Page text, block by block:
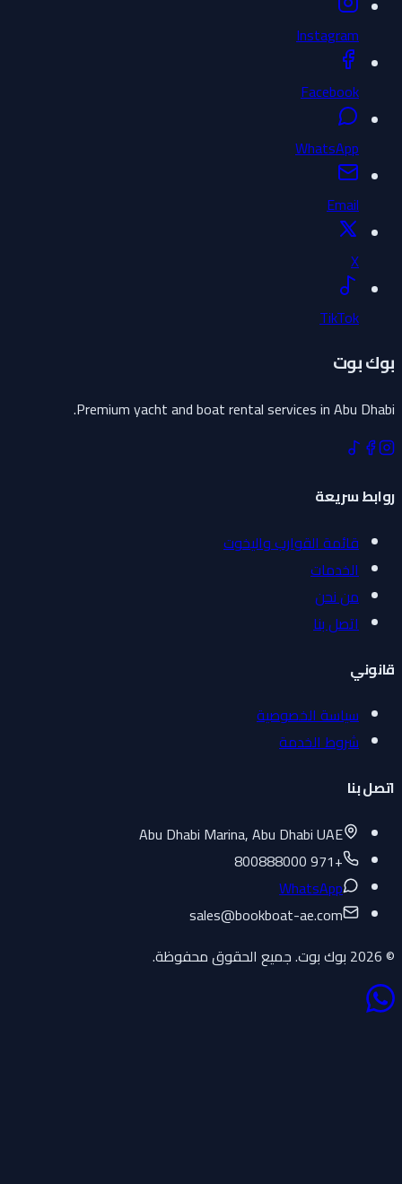
Instagram
Facebook
WhatsApp
Email
X
TikTok
بوك بوت
Premium yacht and boat rental services in Abu Dhabi.
روابط سريعة
قائمة القوارب واليخوت
الخدمات
من نحن
اتصل بنا
قانوني
سياسة الخصوصية
شروط الخدمة
اتصل بنا
Abu Dhabi Marina, Abu Dhabi UAE
+971 800888000
WhatsApp
sales@bookboat-ae.com
© 2026 بوك بوت. جميع الحقوق محفوظة.